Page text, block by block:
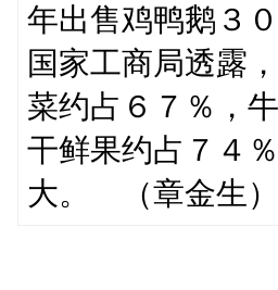
年出售鸡鸭鹅３
国家工商局透露
菜约占６７％，
干鲜果约占７４
大。 （章金生）